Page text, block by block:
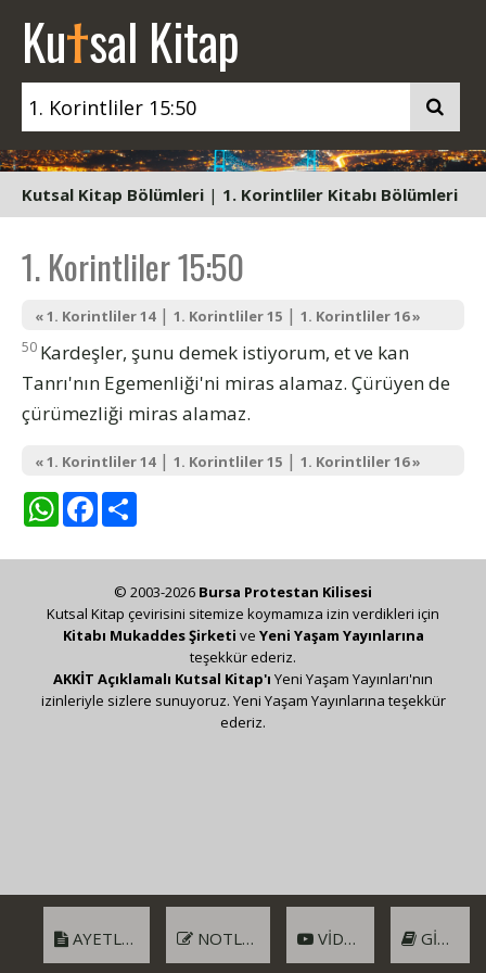
Kutsal Kitap
Kutsal Kitap Bölümleri | 1. Korintliler Kitabı Bölümleri
1. Korintliler 15:50
« 1. Korintliler 14| 1. Korintliler 15 | 1. Korintliler 16 »
50 Kardeşler, şunu demek istiyorum, et ve kan
Tanrı'nın Egemenliği'ni miras alamaz. Çürüyen de
çürümezliği miras alamaz.
« 1. Korintliler 14| 1. Korintliler 15 | 1. Korintliler 16 »
WhatsAppFacebook
AYETLER NOTLAR VIDEO GIRIŞ
© 2003-2026 Bursa Protestan Kilisesi
Kutsal Kitap çevirisini sitemize koymamıza izin verdikleri için
Kitabı Mukaddes Şirketi ve Yeni Yaşam Yayınlarına
teşekkür ederiz.
AKKİT Açıklamalı Kutsal Kitap'ı Yeni Yaşam Yayınları'nın
izinleriyle sizlere sunuyoruz. Yeni Yaşam Yayınlarına teşekkür
ederiz.